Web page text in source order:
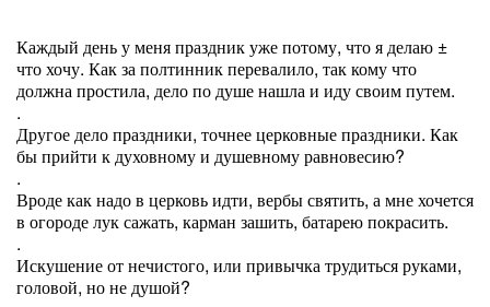
Каждый день у меня праздник уже потому, что я делаю ±
что хочу. Как за полтинник перевалило, так кому что
должна простила, дело по душе нашла и иду своим путем.
.
Другое дело праздники, точнее церковные праздники. Как
бы прийти к духовному и душевному равновесию?
.
Вроде как надо в церковь идти, вербы святить, а мне хочется
в огороде лук сажать, карман зашить, батарею покрасить.
.
Искушение от нечистого, или привычка трудиться руками,
головой, но не душой?